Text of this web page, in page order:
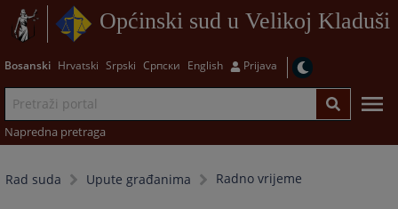
Općinski sud u Velikoj Kladuši
Bosanski Hrvatski Srpski Српски English Prijava
Napredna pretraga
Rad suda Upute građanima Radno vrijeme